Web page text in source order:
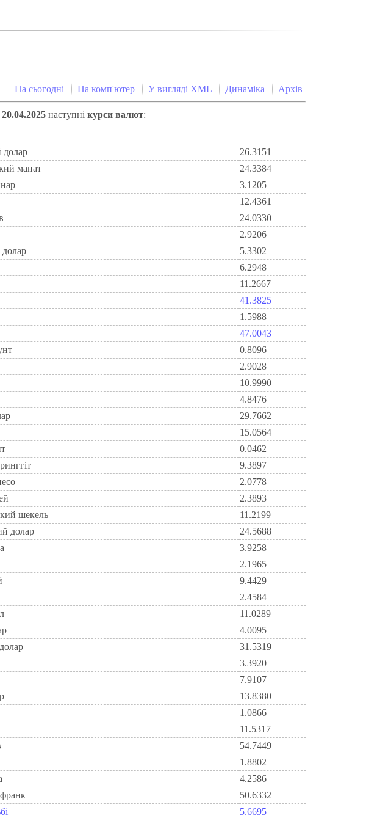
На сьогодні На комп'ютер У вигляді XML Динаміка Архів
20.04.2025 наступні курси валют:
долар
26.3151
манат
24.3384
3.1205
12.4361
24.0330
2.9206
долар
5.3302
6.2948
11.2667
41.3825
1.5988
47.0043
0.8096
2.9028
10.9990
4.8476
29.7662
15.0564
0.0462
9.3897
2.0778
2.3893
шекель
11.2199
долар
24.5688
3.9258
2.1965
9.4429
2.4584
11.0289
4.0095
31.5319
3.3920
7.9107
13.8380
1.0866
11.5317
54.7449
1.8802
4.2586
50.6332
5.6695